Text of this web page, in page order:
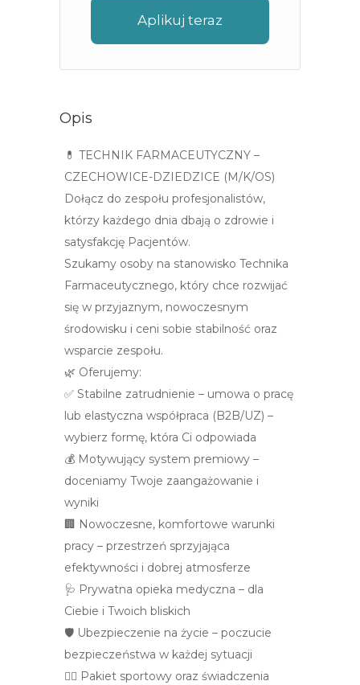
Aplikuj teraz
Opis
💊 TECHNIK FARMACEUTYCZNY –
CZECHOWICE-DZIEDZICE (M/K/OS)
Dołącz do zespołu profesjonalistów,
którzy każdego dnia dbają o zdrowie i
satysfakcję Pacjentów.
Szukamy osoby na stanowisko Technika
Farmaceutycznego, który chce rozwijać
się w przyjaznym, nowoczesnym
środowisku i ceni sobie stabilność oraz
wsparcie zespołu.
🌿 Oferujemy:
✅ Stabilne zatrudnienie – umowa o pracę
lub elastyczna współpraca (B2B/UZ) –
wybierz formę, która Ci odpowiada
💰 Motywujący system premiowy –
doceniamy Twoje zaangażowanie i
wyniki
🏢 Nowoczesne, komfortowe warunki
pracy – przestrzeń sprzyjająca
efektywności i dobrej atmosferze
🩺 Prywatna opieka medyczna – dla
Ciebie i Twoich bliskich
🛡️ Ubezpieczenie na życie – poczucie
bezpieczeństwa w każdej sytuacji
🏃‍♀️ Pakiet sportowy oraz świadczenia